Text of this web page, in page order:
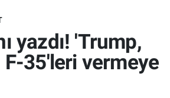
yazdı! 'Trump,
F-35'leri vermeye